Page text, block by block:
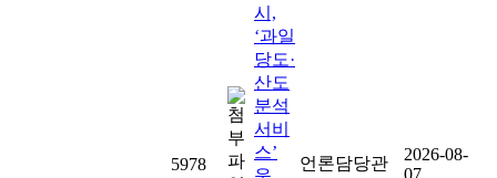
5978
시,
‘과일
당도·
산도
분석
서비
스’
언론담당관
2026-08-
07